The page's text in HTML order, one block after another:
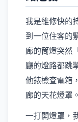
我是維修快的
到一位住客的
廊的筒燈突然
廳的燈路都跳
他錶檢查電箱
廊的天花燈罩。
一打開燈罩，